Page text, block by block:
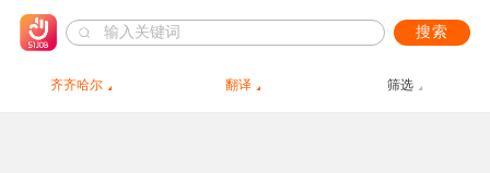
搜索
齐齐哈尔 翻译 筛选